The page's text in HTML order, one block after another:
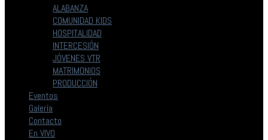
ALABANZA
COMUNIDAD KIDS
HOSPITALIDAD
INTERCESIÓN
JÓVENES VTR
MATRIMONIOS
PRODUCCIÓN
Eventos
Galería
Contacto
En VIVO